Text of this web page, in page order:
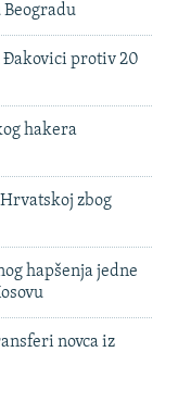
Đakovici protiv 20
hakera
zbog
hapšenja jedne
novca iz